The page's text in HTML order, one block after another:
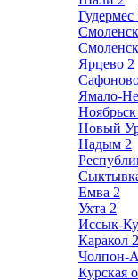
Гудермес
Смоленск
Ярцево 2
Ямало-
Ноябрьск
Новый
Надым 2
Емва 2
Ухта 2
Иссык-
Каракол 2
Чолпон-
Курская